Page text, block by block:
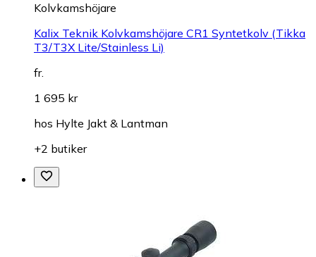
Kolvkamshöjare
Kalix Teknik Kolvkamshöjare CR1 Syntetkolv (Tikka
T3/T3X Lite/Stainless Li)
fr.
1 695 kr
hos Hylte Jakt & Lantman
+2 butiker